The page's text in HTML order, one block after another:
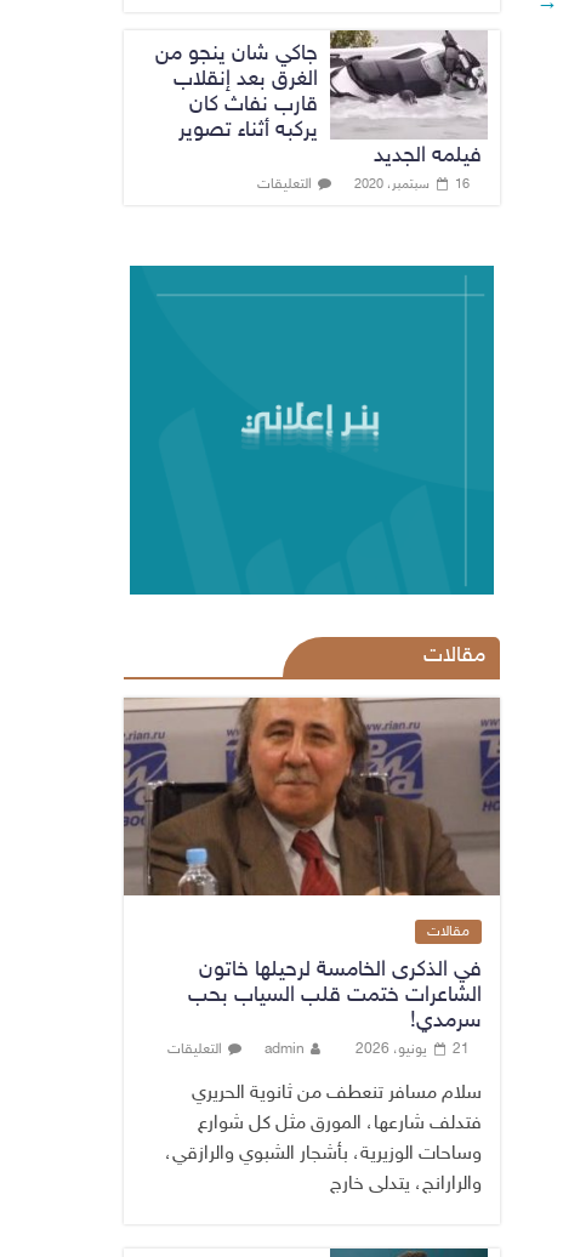
جاكي شان ينجو من
الغرق بعد إنقلاب
قارب نفاث كان
يركبه أثناء تصوير
فيلمه الجديد
16 سبتمبر، 2020 التعليقات
مقالات
مقالات
في الذكرى الخامسة لرحيلها خاتون
الشاعرات ختمت قلب السياب بحب
سرمدي!
21 يونيو، 2026 admin التعليقات
سلام مسافر تنعطف من ثانوية الحريري
فتدلف شارعها، المورق مثل كل شوارع
وساحات الوزيرية، بأشجار الشبوي والرازقي،
والرارانج، يتدلى خارج